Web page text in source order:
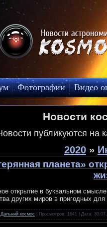
Фотографии Видео
Новости
публикуются на
2020 »
планета»
открытие в буквальном
других миров в пригодных
Дальний космос | Просмотров: 1641 | Дата: